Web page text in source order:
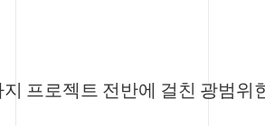
프로젝트 전반에 걸친 광범위